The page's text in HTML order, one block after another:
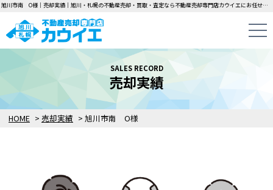
旭川市南 O様｜売却実績｜旭川・札幌の不動産売却・買取・査定なら不動産売却専門店カウイエにお任せください！中古一戸建て・マンション・土地の即日無料査定・即金買取を行っています！
HOME > 売却実績 > 旭川市南 O様
SALES RECORD
売却実績